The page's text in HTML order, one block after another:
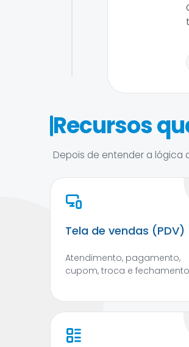
Recursos
Depois de entender a lógica
Tela de vendas (PDV)
Atendimento, pagamento,
cupom, troca e